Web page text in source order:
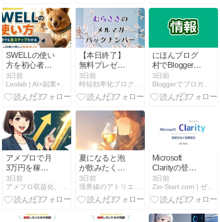
SWELLの使い
方を初心者向
けに解説｜記
事を書く基本
操作と便利ブ
ップ【2026年
最新】
3日前
【本日終了】
無料プレゼン
ト企画は今日
まで
3日前
時短効率化ブログのズボラボ
にほんブログ
村でBloggerの
記事が取得で
きない問題発
生中（2026年
3日前
Bloggerでブロガーになろう
アメブロで月
3万円を稼ぐ
までに私が犯
した数々の致
命的な失敗と
もゼロから確
3日前
夏になると泡
が飲みたくな
るよな
3日前
Microsoft
Clarityの登録
方法と
WordPressへ
の導入手順
無料でヒート
3日前
Zio-Start.com | ぜったい今よりおもしろく